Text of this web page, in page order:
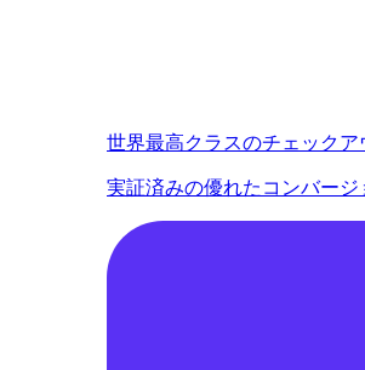
世界最高クラスのチェックア
実証済みの優れたコンバージ